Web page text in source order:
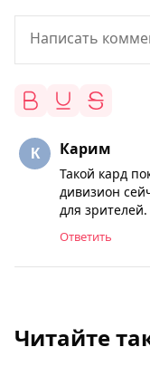
Карим
Такой кард
дивизион
для зрителей.
Ответить
Читайте